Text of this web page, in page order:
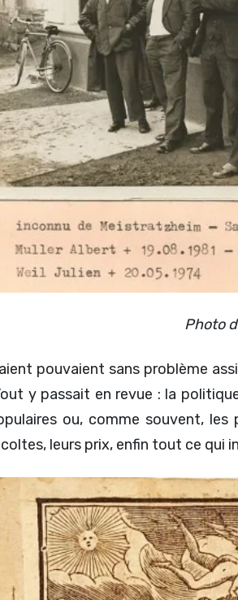
Photo
pouvaient sans problème
y passait en revue : la
ou, comme souvent,
leurs prix, enfin tout ce